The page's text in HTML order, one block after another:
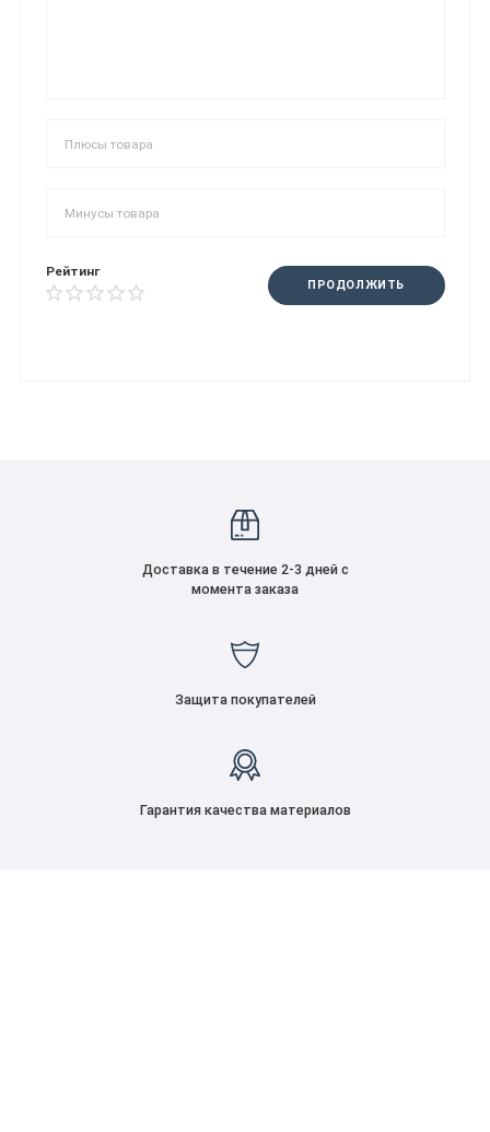
Рейтинг
ПРОДОЛЖИТЬ
Доставка в течение 2-3 дней с
момента заказа
Защита покупателей
Гарантия качества материалов